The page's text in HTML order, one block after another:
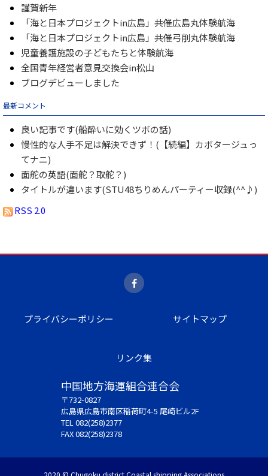
謹賀新年
「海と日本プロジェクトin広島」共催広島丸体験航海
「海と日本プロジェクトin広島」共催弓削丸体験航海
児童養護施設の子どもたちと体験航海
全国青年経営者意見交換会in松山
ブログデビューしました
最新コメント
良い記事です(船酔いに効くツボの話)
慢性的な人手不足は解決できず！(【続編】カボタージュっ
てナニ)
面舵の英語(面舵？取舵？)
タイトルが違います(STU48ちりめんパーティー収録(^^♪)
RSS 2.0
プライバシーポリシー サイトマップ
リンク集
中国地方海運組合連合会
〒732-0827
広島県広島市南区稲荷町4-5 尾崎ビル2F
TEL 082(258)2377
FAX 082(258)2378